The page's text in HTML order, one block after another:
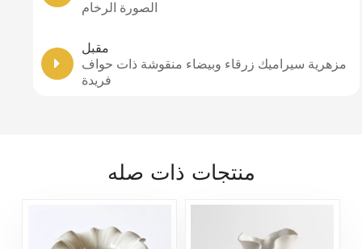
الصورة الرخام
مقبل
مزهرية سيراميك زرقاء وبيضاء منقوشة ذات حواف
فريدة
منتجات ذات صله